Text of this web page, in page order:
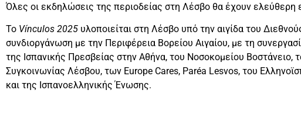
Όλες οι εκδηλώσεις της περιοδείας στη Λέσβο θα έχουν ελεύθερη
Το Vínculos 2025 υλοποιείται στη Λέσβο υπό την αιγίδα του
συνδιοργάνωση με την Περιφέρεια Βορείου Αιγαίου, με τη
της Ισπανικής Πρεσβείας στην Αθήνα, του Νοσοκομείου Βοστάνειο,
Συγκοινωνίας Λέσβου, των Europe Cares, Paréa Lesvos, του
και της Ισπανοελληνικής Ένωσης.